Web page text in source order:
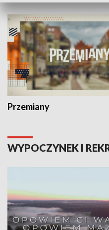
Przemiany
WYPOCZYNEK I